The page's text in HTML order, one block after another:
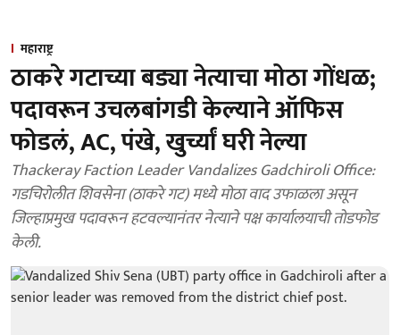
महाराष्ट्र
ठाकरे गटाच्या बड्या नेत्याचा मोठा गोंधळ;
पदावरून उचलबांगडी केल्याने ऑफिस
फोडलं, AC, पंखे, खुर्च्यां घरी नेल्या
Thackeray Faction Leader Vandalizes Gadchiroli Office:
गडचिरोलीत शिवसेना (ठाकरे गट) मध्ये मोठा वाद उफाळला असून
जिल्हाप्रमुख पदावरून हटवल्यानंतर नेत्याने पक्ष कार्यालयाची तोडफोड
केली.